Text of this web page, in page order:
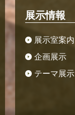
展示情報
展示室案内
企画展示
テーマ展示